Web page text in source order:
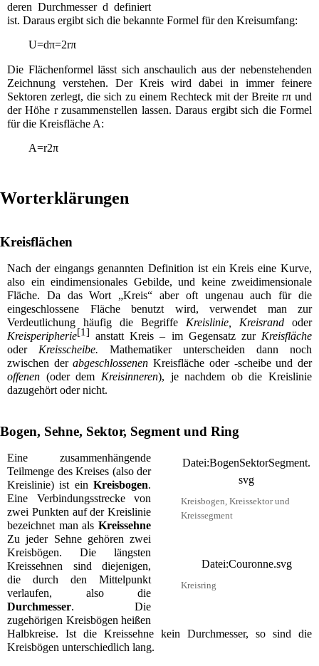
deren Durchmesser d definiert
ist. Daraus ergibt sich die bekannte Formel für den Kreisumfang:
U=dπ=2rπ
Die Flächenformel lässt sich anschaulich aus der nebenstehenden
Zeichnung verstehen. Der Kreis wird dabei in immer feinere
Sektoren zerlegt, die sich zu einem Rechteck mit der Breite rπ und
der Höhe rzusammenstellen lassen. Daraus ergibt sich die Formel
für die Kreisfläche A:
A=r2π
Worterklärungen
Kreisflächen
Nach der eingangs genannten Definition ist ein Kreis eine Kurve,
also ein eindimensionales Gebilde, und keine zweidimensionale
Fläche. Da das Wort „Kreis“ aber oft ungenau auch für die
eingeschlossene Fläche benutzt wird, verwendet man zur
Verdeutlichung häufig die Begriffe Kreislinie, Kreisrand oder
Kreisperipherie[1] anstatt Kreis – im Gegensatz zur Kreisfläche
oder Kreisscheibe. Mathematiker unterscheiden dann noch
zwischen derabgeschlossenen Kreisfläche oder -scheibe und der
offenen (oder dem Kreisinneren), je nachdem ob die Kreislinie
dazugehört oder nicht.
Bogen, Sehne, Sektor, Segment und Ring
Datei:BogenSektorSegment.
svg
Kreisbogen, Kreissektor und
Kreissegment
Datei:Couronne.svg
Kreisring
Eine zusammenhängende
Teilmenge des Kreises (also der
Kreislinie) ist ein Kreisbogen.
Eine Verbindungsstreckevon
zwei Punkten auf der Kreislinie
bezeichnet man als Kreissehne
Zu jeder Sehne gehören zwei
Kreisbögen. Die längsten
Kreissehnen sind diejenigen,
die durch den Mittelpunkt
verlaufen, also die
Durchmesser. Die
zugehörigen Kreisbögen heißen
Halbkreise. Ist die Kreissehne kein Durchmesser, so sind die
Kreisbögen unterschiedlich lang.